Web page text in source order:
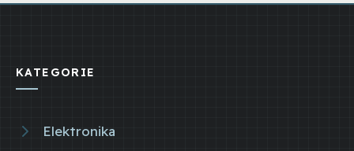
KATEGORIE
Elektronika